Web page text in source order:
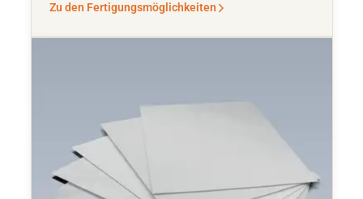
Zu den Fertigungsmöglichkeiten